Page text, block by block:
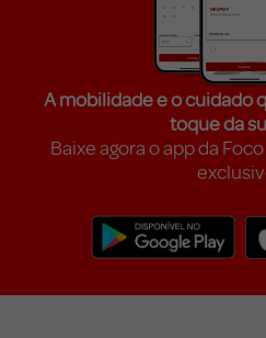
A mobilidade e o cuidado
toque da
Baixe agora o app da